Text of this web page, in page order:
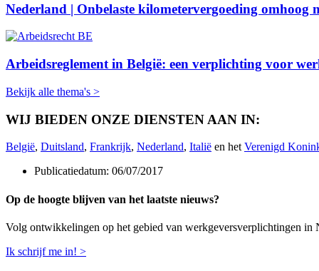
Nederland | Onbelaste kilometervergoeding
Arbeidsreglement in België: een verplichting voor
Bekijk alle thema's >
WIJ BIEDEN ONZE DIENSTEN AAN IN: ​
België, Duitsland, Frankrijk, Nederland, Italië en het Verenigd
Publicatiedatum: 06/07/2017
Op de hoogte blijven van het laatste nieuws?
Volg ontwikkelingen op het gebied van werkgeversverplichtingen
Ik schrijf me in! >